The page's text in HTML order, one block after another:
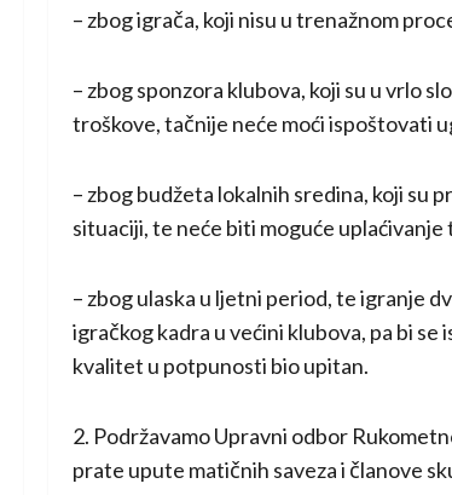
– zbog igrača, koji nisu u trenažnom
– zbog sponzora klubova, koji su u vrlo
troškove, tačnije neće moći ispoštovati
– zbog budžeta lokalnih sredina, koji su
situaciji, te neće biti moguće
– zbog ulaska u ljetni period, te igranje
igračkog kadra u većini klubova, pa bi
kvalitet u potpunosti bio upitan.
2. Podržavamo Upravni odbor
prate upute matičnih saveza i članove